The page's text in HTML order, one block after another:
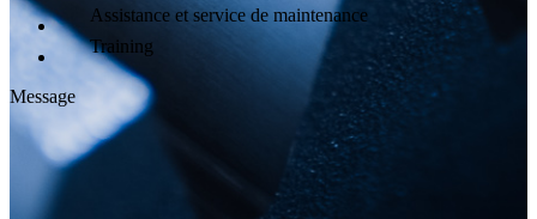
Assistance et service de maintenance
Training
Message